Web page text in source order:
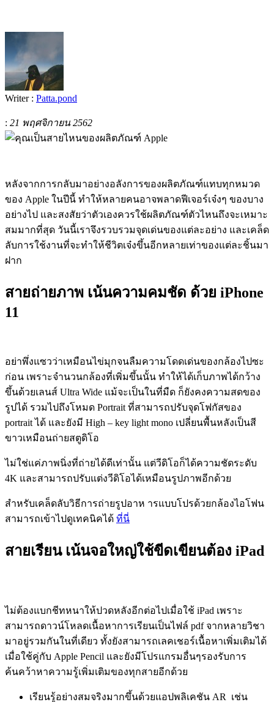
Writer : Patta.pond
: 21 พฤศจิกายน 2562
หลังจากการกลับมาอย่างอลังการของผลิตภัณฑ์แทบทุกหมวด
ของ Apple ในปีนี้ ทำให้หลายคนอาจพลาดฟีเจอร์เจ๋งๆ ของบาง
อย่างไป และสงสัยว่าตัวเองควรใช้ผลิตภัณฑ์ตัวไหนถึงจะเหมาะ
สมมากที่สุด วันนี้เราจึงรวบรวมจุดเด่นของแต่ละอย่าง และเคล็ด
ลับการใช้งานที่จะทำให้ชีวิตเจ๋งขึ้นอีกหลายเท่าของแต่ละชิ้นมา
ฝาก
สายถ่ายภาพ เน้นความคมชัด ด้วย iPhone
11
อย่าพึ่งแซวว่าเหมือนไข่มุกจนลืมความโดดเด่นของกล้องไปซะ
ก่อน เพราะจำนวนกล้องที่เพิ่มขึ้นนั้น ทำให้ได้เก็บภาพได้กว้าง
ขึ้นด้วยเลนส์ Ultra Wide แม้จะเป็นในที่มืด ก็ยังคงความสดของ
รูปได้ รวมไปถึงโหมด Portrait ที่สามารถปรับจุดโฟกัสของ
portrait ได้ และยังมี High – key light mono เปลี่ยนพื้นหลังเป็นสี
ขาวเหมือนถ่ายสตูดิโอ
ไม่ใช่แค่ภาพนิ่งที่ถ่ายได้ดีเท่านั้น แต่วีดิโอก็ได้ความชัดระดับ
4K และสามารถปรับแต่งวีดิโอได้เหมือนรูปภาพอีกด้วย
สำหรับเคล็ดลับวิธีการถ่ายรูปอาห ารแบบโปรด้วยกล้องไอโฟน
สามารถเข้าไปดูเทคนิคได้ ที่นี่
สายเรียน เน้นจอใหญ่ใช้ขีดเขียนต้อง iPad
ไม่ต้องแบกชีทหนาให้ปวดหลังอีกต่อไปเมื่อใช้ iPad เพราะ
สามารถดาวน์โหลดเนื้อหาการเรียนเป็นไฟล์ pdf จากหลายวิชา
มาอยู่รวมกันในที่เดียว ทั้งยังสามารถเลคเชอร์เนื้อหาเพิ่มเติมได้
เมื่อใช้คู่กับ Apple Pencil และยังมีโปรแกรมอื่นๆรองรับการ
ค้นคว้าหาความรู้เพิ่มเติมของทุกสายอีกด้วย
เรียนรู้อย่างสมจริงมากขึ้นด้วยแอปพลิเคชัน AR เช่น